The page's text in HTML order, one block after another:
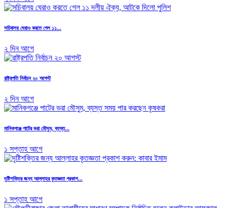
সচিবালয় ঘেরাও করতে গেল ১১...
২ দিন আগে
রাষ্ট্রপতি নির্বাচন ২০ আগস্ট
২ দিন আগে
মানিকগঞ্জে পাটের ভরা মৌসুম, ব্যস্ত...
১ সপ্তাহ আগে
দৃষ্টিশক্তির জন্য আল্লাহর কৃতজ্ঞতা প্রকাশ...
১ সপ্তাহ আগে